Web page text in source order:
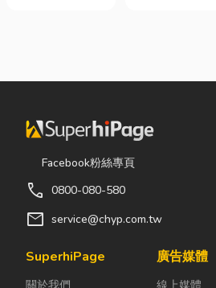
的硬體運算平
業業主在導入
自動化或升級
智慧工廠時，
般的家用或商
用桌機湊合。
機無法應付高
隨著佛教、道
逐漸成為寺
品。 近年來，
康與環保意識
Facebook粉絲專頁
call 0800-080-580
mail service@chyp.com.tw
SuperhiPage
關於我們
廣告媒體
線上媒體